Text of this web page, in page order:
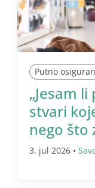
Putno
„Jesam li
stvari
nego što
3. jul 2026 •